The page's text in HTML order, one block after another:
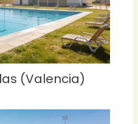
(Valencia)